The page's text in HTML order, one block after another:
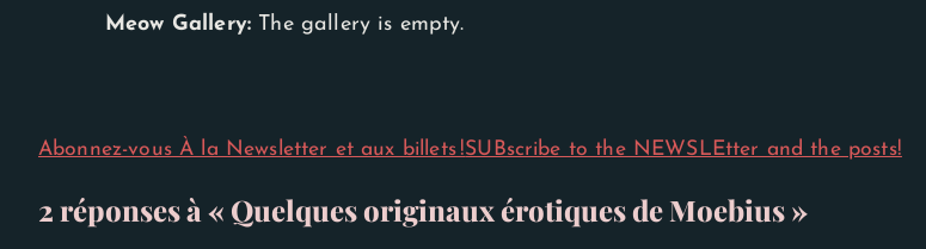
Meow Gallery: The gallery is empty.
Abonnez-vous À la Newsletter et aux billets !SUBscribe to the NEWSLEtter and the posts!
2 réponses à « Quelques originaux érotiques de Moebius »